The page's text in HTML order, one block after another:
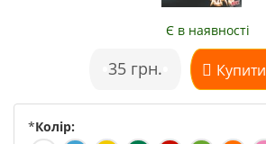
Є в наявності
35 грн. Купити
*Колір: